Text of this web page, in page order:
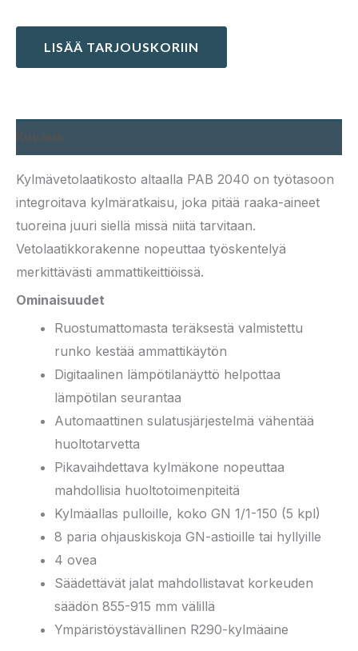
LISÄÄ TARJOUSKORIIN
Kylmävetolaatikosto altaalla PAB 2040 on työtasoon
integroitava kylmäratkaisu, joka pitää raaka-aineet
tuoreina juuri siellä missä niitä tarvitaan.
Vetolaatikkorakenne nopeuttaa työskentelyä
merkittävästi ammattikeittiöissä.
Ominaisuudet
Ruostumattomasta teräksestä valmistettu
runko kestää ammattikäytön
Digitaalinen lämpötilanäyttö helpottaa
lämpötilan seurantaa
Automaattinen sulatusjärjestelmä vähentää
huoltotarvetta
Pikavaihdettava kylmäkone nopeuttaa
mahdollisia huoltotoimenpiteitä
Kylmäallas pulloille, koko GN 1/1-150 (5 kpl)
8 paria ohjauskiskoja GN-astioille tai hyllyille
4 ovea
Säädettävät jalat mahdollistavat korkeuden
säädön 855-915 mm välillä
Ympäristöystävällinen R290-kylmäaine